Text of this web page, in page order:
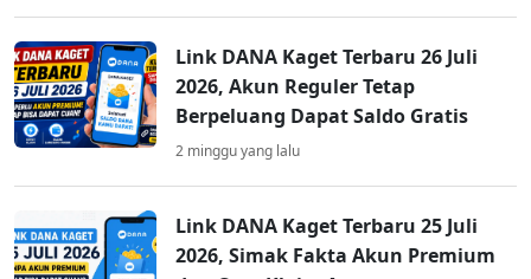
Link DANA Kaget Terbaru 26 Juli
2026, Akun Reguler Tetap
Berpeluang Dapat Saldo Gratis
2 minggu yang lalu
Link DANA Kaget Terbaru 25 Juli
2026, Simak Fakta Akun Premium